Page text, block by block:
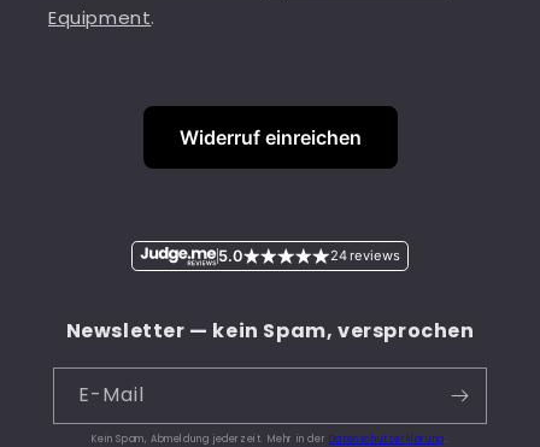
Equipment.
Widerruf einreichen
5.0 24 reviews
Newsletter — kein Spam, versprochen
E-Mail
Kein Spam, Abmeldung jederzeit. Mehr in der Datenschutzerklärung.